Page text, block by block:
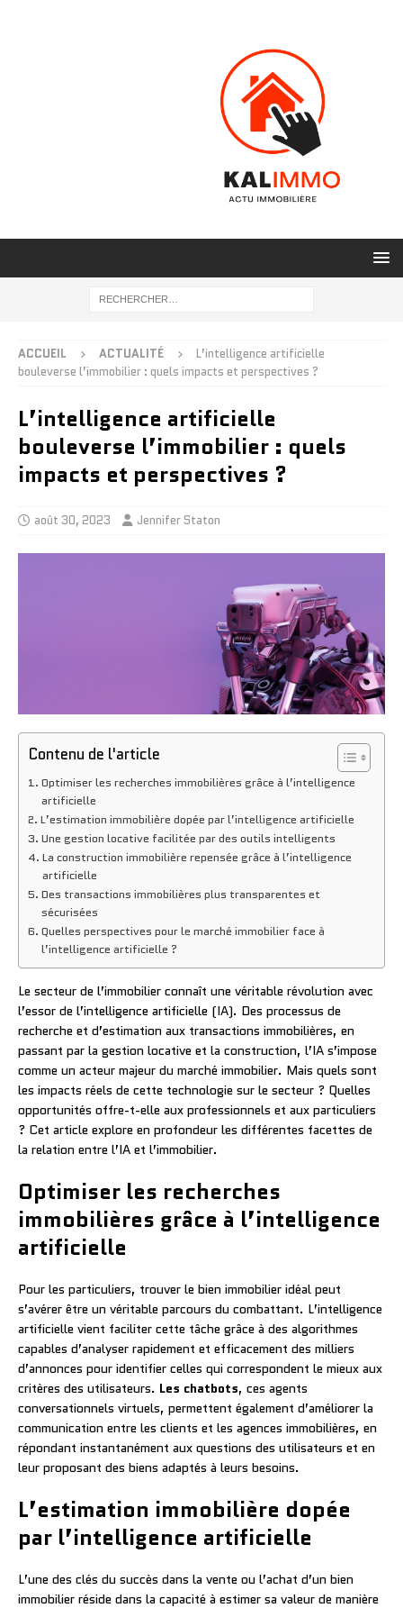
ACCUEIL ACTUALITÉ
L’intelligence artificielle
bouleverse l’immobilier : quels impacts et perspectives ?
L’intelligence artificielle
bouleverse l’immobilier : quels
impacts et perspectives ?
août 30, 2023 Jennifer Staton
Contenu de l'article
Optimiser les recherches immobilières grâce à l’intelligence
artificielle
L’estimation immobilière dopée par l’intelligence artificielle
Une gestion locative facilitée par des outils intelligents
La construction immobilière repensée grâce à l’intelligence
artificielle
Des transactions immobilières plus transparentes et
sécurisées
Quelles perspectives pour le marché immobilier face à
l’intelligence artificielle ?
Le secteur de l’immobilier connaît une véritable révolution avec
l’essor de l’intelligence artificielle (IA). Des processus de
recherche et d’estimation aux transactions immobilières, en
passant par la gestion locative et la construction, l’IA s’impose
comme un acteur majeur du marché immobilier. Mais quels sont
les impacts réels de cette technologie sur le secteur ? Quelles
opportunités offre-t-elle aux professionnels et aux particuliers
? Cet article explore en profondeur les différentes facettes de
la relation entre l’IA et l’immobilier.
Optimiser les recherches
immobilières grâce à l’intelligence
artificielle
Pour les particuliers, trouver le bien immobilier idéal peut
s’avérer être un véritable parcours du combattant. L’intelligence
artificielle vient faciliter cette tâche grâce à des algorithmes
capables d’analyser rapidement et efficacement des milliers
d’annonces pour identifier celles qui correspondent le mieux aux
critères des utilisateurs. Les chatbots, ces agents
conversationnels virtuels, permettent également d’améliorer la
communication entre les clients et les agences immobilières, en
répondant instantanément aux questions des utilisateurs et en
leur proposant des biens adaptés à leurs besoins.
L’estimation immobilière dopée
par l’intelligence artificielle
L’une des clés du succès dans la vente ou l’achat d’un bien
immobilier réside dans la capacité à estimer sa valeur de manière